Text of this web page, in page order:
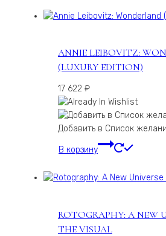
ANNIE LEIBOVITZ:
(LUXURY EDITION)
17 622 ₽
Добавить в Список
В корзину
ROTOGRAPHY: A NEW
THE VISUAL